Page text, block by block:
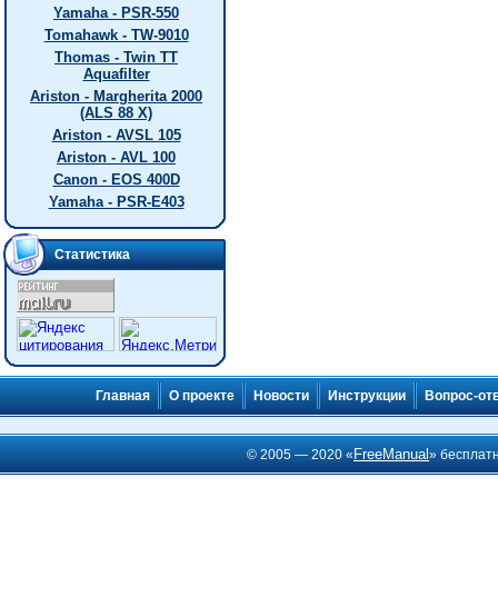
Yamaha - PSR-550
Tomahawk - TW-9010
Thomas - Twin TT
Aquafilter
Ariston - Margherita 2000
(ALS 88 X)
Ariston - AVSL 105
Ariston - AVL 100
Canon - EOS 400D
Yamaha - PSR-E403
Статистика
Главная О проекте Новости Инструкции Вопрос-
© 2005 — 2020 « FreeManual»